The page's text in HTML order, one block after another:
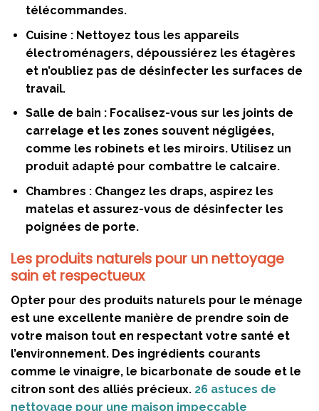
télécommandes.
Cuisine :Nettoyez tous les appareils
électroménagers, dépoussiérez les étagères
et n’oubliez pas de désinfecter les surfaces de
travail.
Salle de bain :Focalisez-vous sur les joints de
carrelage et les zones souvent négligées,
comme les robinets et les miroirs. Utilisez un
produit adapté pour combattre le calcaire.
Chambres :Changez les draps, aspirez les
matelas et assurez-vous de désinfecter les
poignées de porte.
Les produits naturels pour un nettoyage
sain et respectueux
Opter pour des produits naturels pour le ménage
est une excellente manière de prendre soin de
votre maison tout en respectant votre santé et
l’environnement. Des ingrédients courants
comme le vinaigre, le bicarbonate de soude et le
citron sont des alliés précieux. 26 astuces de
nettoyage pour une maison impeccable